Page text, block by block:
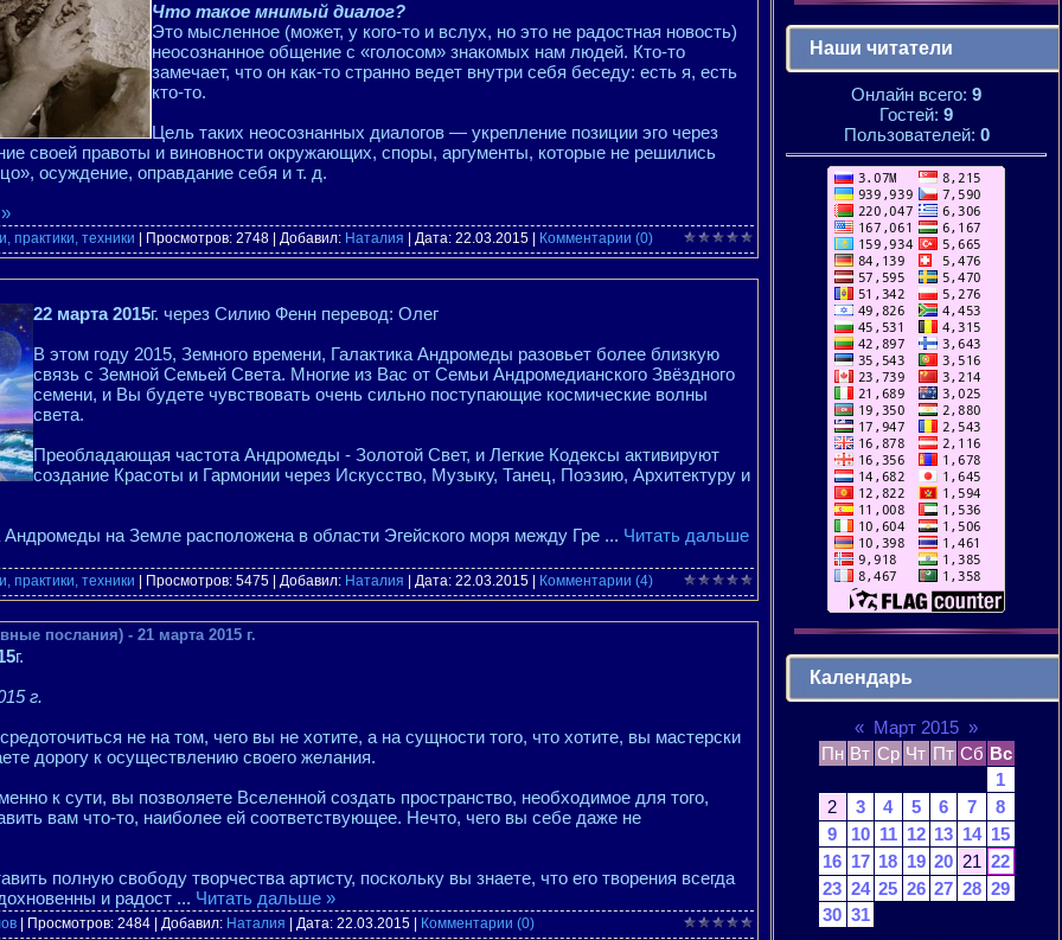
Что такое мнимый диалог?
Это мысленное (может, у кого-то и вслух, но это не радостная новость)
неосознанное общение с «голосом» знакомых нам людей. Кто-то
замечает, что он как-то странно ведет внутри себя беседу: есть я, есть
кто-то.
Цель таких неосознанных диалогов — укрепление позиции эго через
своей правоты и виновности окружающих, споры, аргументы, которые не решились
осуждение, оправдание себя и т. д.
практики, техники | Просмотров: 2748 | Добавил: Наталия | Дата: 22.03.2015 Комментарии (0)
22 марта 2015г. через Силию Фенн перевод: Олег
В этом году 2015, Земного времени, Галактика Андромеды разовьет более близкую
связь с Земной Семьей Света. Многие из Вас от Семьи Андромедианского Звёздного
семени, и Вы будете чувствовать очень сильно поступающие космические волны
света.
Преобладающая частота Андромеды - Золотой Свет, и Легкие Кодексы активируют
создание Красоты и Гармонии через Искусство, Музыку, Танец, Поэзию, Архитектуру и
на Земле расположена в области Эгейского моря между Гре ... Читать дальше
практики, техники | Просмотров: 5475 | Добавил: Наталия | Дата: 22.03.2015 Комментарии (4)
послания) - 21 марта 2015 г.
г.
г.
не на том, чего вы не хотите, а на сущности того, что хотите, вы мастерски
дорогу к осуществлению своего желания.
к сути, вы позволяете Вселенной создать пространство, необходимое для того,
вам что-то, наиболее ей соответствующее. Нечто, чего вы себе даже не
полную свободу творчества артисту, поскольку вы знаете, что его творения всегда
и радост ... Читать дальше »
| Просмотров: 2484 | Добавил: Наталия | Дата: 22.03.2015 Комментарии (0)
Наши читатели
Онлайн всего: 9
Гостей: 9
Пользователей: 0
Календарь
« Март 2015 »
Пн Вт Ср Чт Пт Сб Вс
1
2
3 4 5 6 7
8
9
10 11 12 13 14 15
16 17 18 19 20 21 22
23 24 25 26 27 28 29
30 31